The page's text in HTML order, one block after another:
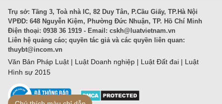
Trụ sở: Tầng 3, Toà nhà IC, 82 Duy Tân, P.Cầu Giấy, TP.Hà Nội
VPĐD: 648 Nguyễn Kiệm, Phường Đức Nhuận, TP. Hồ Chí Minh
Điện thoại: 0938 36 1919 - Email: cskh@luatvietnam.vn
Liên hệ quảng cáo; quyền tác giả và các quyền liên quan:
thuybt@incom.vn
Văn Bản Pháp Luật | Luật Doanh nghiệp | Luật Đất đai | Luật
Hình sự 2015